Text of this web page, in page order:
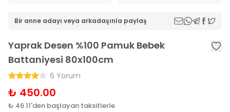
Bir anne adayı veya arkadaşınla paylaş
Yaprak Desen %100 Pamuk Bebek
Battaniyesi 80x100cm
6 Yorum
₺ 450.00
₺ 46.11'den başlayan taksitlerle